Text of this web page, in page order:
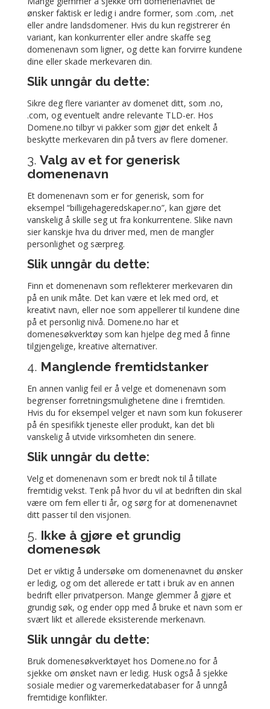
ønsker faktisk er ledig i andre former, som .com, .net
eller andre landsdomener. Hvis du kun registrerer én
variant, kan konkurrenter eller andre skaffe seg
domenenavn som ligner, og dette kan forvirre kundene
dine eller skade merkevaren din.
Slik unngår du dette:
Sikre deg flere varianter av domenet ditt, som .no,
.com, og eventuelt andre relevante TLD-er. Hos
Domene.no tilbyr vi pakker som gjør det enkelt å
beskytte merkevaren din på tvers av flere domener.
3. Valg av et for generisk
domenenavn
Et domenenavn som er for generisk, som for
eksempel “billigehageredskaper.no”, kan gjøre det
vanskelig å skille seg ut fra konkurrentene. Slike navn
sier kanskje hva du driver med, men de mangler
personlighet og særpreg.
Slik unngår du dette:
Finn et domenenavn som reflekterer merkevaren din
på en unik måte. Det kan være et lek med ord, et
kreativt navn, eller noe som appellerer til kundene dine
på et personlig nivå. Domene.no har et
domenesøkverktøy som kan hjelpe deg med å finne
tilgjengelige, kreative alternativer.
4. Manglende fremtidstanker
En annen vanlig feil er å velge et domenenavn som
begrenser forretningsmulighetene dine i fremtiden.
Hvis du for eksempel velger et navn som kun fokuserer
på én spesifikk tjeneste eller produkt, kan det bli
vanskelig å utvide virksomheten din senere.
Slik unngår du dette:
Velg et domenenavn som er bredt nok til å tillate
fremtidig vekst. Tenk på hvor du vil at bedriften din skal
være om fem eller ti år, og sørg for at domenenavnet
ditt passer til den visjonen.
5. Ikke å gjøre et grundig
domenesøk
Det er viktig å undersøke om domenenavnet du ønsker
er ledig, og om det allerede er tatt i bruk av en annen
bedrift eller privatperson. Mange glemmer å gjøre et
grundig søk, og ender opp med å bruke et navn som er
svært likt et allerede eksisterende merkenavn.
Slik unngår du dette:
Bruk domenesøkverktøyet hos Domene.no for å
sjekke om ønsket navn er ledig. Husk også å sjekke
sosiale medier og varemerkedatabaser for å unngå
fremtidige konflikter.